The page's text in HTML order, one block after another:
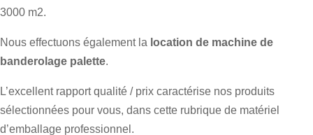
3000 m2.
Nous effectuons également la location de machine de
banderolage palette.
L’excellent rapport qualité / prix caractérise nos produits
sélectionnées pour vous, dans cette rubrique de matériel
d’emballage professionnel.